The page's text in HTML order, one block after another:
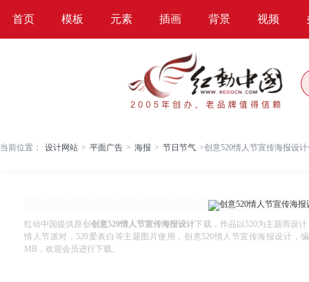
首页 模板 元素 插画 背景 视频
当前位置： 设计网站 > 平面广告 > 海报 > 节日节气 >创意520情人节宣传海报设
红动中国提供原创 创意520情人节宣传海报设计下载，作品以520为主题而设
情人节派对，520爱表白等主题图片使用，创意520情人节宣传海报设计，
MB，欢迎会员进行下载。